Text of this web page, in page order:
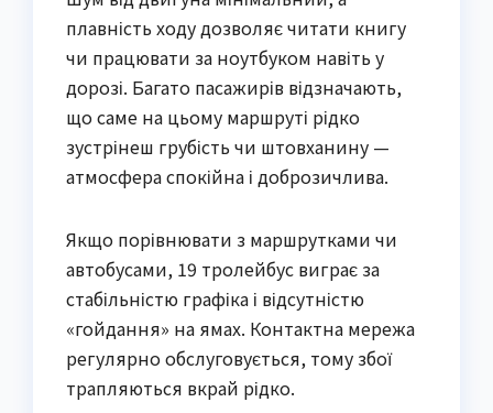
плавність ходу дозволяє читати книгу
чи працювати за ноутбуком навіть у
дорозі. Багато пасажирів відзначають,
що саме на цьому маршруті рідко
зустрінеш грубість чи штовханину —
атмосфера спокійна і доброзичлива.
Якщо порівнювати з маршрутками чи
автобусами, 19 тролейбус виграє за
стабільністю графіка і відсутністю
«гойдання» на ямах. Контактна мережа
регулярно обслуговується, тому збої
трапляються вкрай рідко.